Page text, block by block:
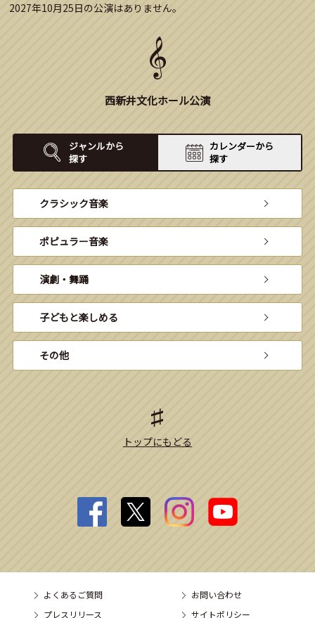
2027年10月25日の公演はありません。
西新井文化ホール公演
ジャンルから
探す
カレンダーから
探す
クラシック音楽
ポピュラー音楽
演劇・舞踊
子どもと楽しめる
その他
トップにもどる
よくあるご質問
お問い合わせ
プレスリリース
サイトポリシー